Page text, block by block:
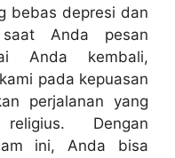
bebas depresi dan
Anda pesan
Anda kembali,
pada kepuasan
perjalanan yang
Dengan
ini, Anda bisa